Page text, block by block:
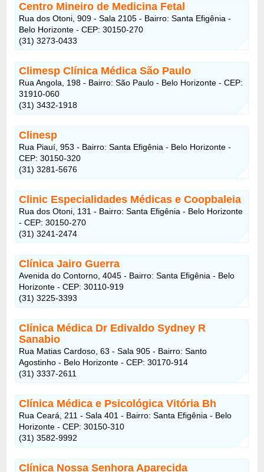
Centro Mineiro de Medicina Fetal
Rua dos Otoni, 909 - Sala 2105 - Bairro: Santa Efigênia -
Belo Horizonte - CEP: 30150-270
(31) 3273-0433
Climesp Clínica Médica São Paulo
Rua Angola, 198 - Bairro: São Paulo - Belo Horizonte - CEP:
31910-060
(31) 3432-1918
Clinesp
Rua Piauí, 953 - Bairro: Santa Efigênia - Belo Horizonte -
CEP: 30150-320
(31) 3281-5676
Clinic Especialidades Médicas e Coopbaleia
Rua dos Otoni, 131 - Bairro: Santa Efigênia - Belo Horizonte
- CEP: 30150-270
(31) 3241-2474
Clínica Jairo Guerra
Avenida do Contorno, 4045 - Bairro: Santa Efigênia - Belo
Horizonte - CEP: 30110-919
(31) 3225-3393
Clínica Médica Dr Edivaldo Sydney R
Sanabio
Rua Matias Cardoso, 63 - Sala 905 - Bairro: Santo
Agostinho - Belo Horizonte - CEP: 30170-914
(31) 3337-2611
Clínica Médica e Psicológica Vitória Bh
Rua Ceará, 211 - Sala 401 - Bairro: Santa Efigênia - Belo
Horizonte - CEP: 30150-310
(31) 3582-9992
Clínica Nossa Senhora Aparecida